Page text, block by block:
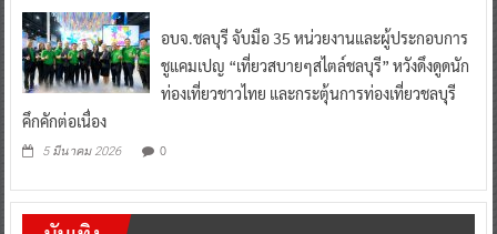
อบจ.ชลบุรี จับมือ 35 หน่วยงานและผู้ประกอบการ
ชูแคมเปญ “เที่ยวสบายๆสไตล์ชลบุรี” หวังดึงดูดนัก
ท่องเที่ยวชาวไทย และกระตุ้นการท่องเที่ยวชลบุรี
คึกคักต่อเนื่อง
5 มีนาคม 2026 0